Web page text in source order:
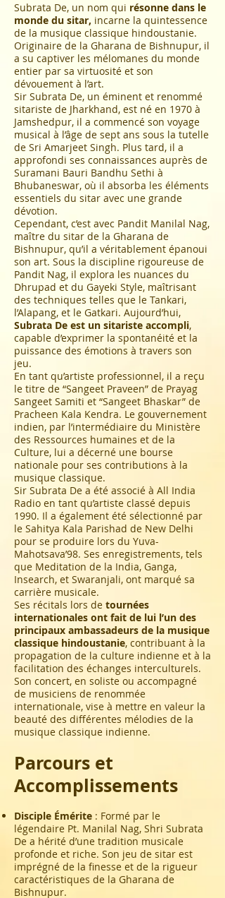
Subrata De, un nom qui résonne dans le
monde du sitar, incarne la quintessence
de la musique classique hindoustanie.
Originaire de la Gharana de Bishnupur, il
a su captiver les mélomanes du monde
entier par sa virtuosité et son
dévouement à l’art.
Sir Subrata De, un éminent et renommé
sitariste de Jharkhand, est né en 1970 à
Jamshedpur, il a commencé son voyage
musical à l’âge de sept ans sous la tutelle
de Sri Amarjeet Singh. Plus tard, il a
approfondi ses connaissances auprès de
Suramani Bauri Bandhu Sethi à
Bhubaneswar, où il absorba les éléments
essentiels du sitar avec une grande
dévotion.
Cependant, c’est avec Pandit Manilal Nag,
maître du sitar de la Gharana de
Bishnupur, qu’il a véritablement épanoui
son art. Sous la discipline rigoureuse de
Pandit Nag, il explora les nuances du
Dhrupad et du Gayeki Style, maîtrisant
des techniques telles que le Tankari,
l’Alapang, et le Gatkari. Aujourd’hui,
Subrata De est un sitariste accompli,
capable d’exprimer la spontanéité et la
puissance des émotions à travers son
jeu.
En tant qu’artiste professionnel, il a reçu
le titre de “Sangeet Praveen” de Prayag
Sangeet Samiti et “Sangeet Bhaskar” de
Pracheen Kala Kendra. Le gouvernement
indien, par l’intermédiaire du Ministère
des Ressources humaines et de la
Culture, lui a décerné une bourse
nationale pour ses contributions à la
musique classique.
Sir Subrata De a été associé à All India
Radio en tant qu’artiste classé depuis
1990. Il a également été sélectionné par
le Sahitya Kala Parishad de New Delhi
pour se produire lors du Yuva-
Mahotsava’98. Ses enregistrements, tels
que Meditation de la India, Ganga,
Insearch, et Swaranjali, ont marqué sa
carrière musicale.
Ses récitals lors de tournées
internationales ont fait de lui l’un des
principaux ambassadeurs de la musique
classique hindoustanie, contribuant à la
propagation de la culture indienne et à la
facilitation des échanges interculturels.
Son concert, en soliste ou accompagné
de musiciens de renommée
internationale, vise à mettre en valeur la
beauté des différentes mélodies de la
musique classique indienne.
Parcours et
Accomplissements
Disciple Émérite : Formé par le
légendaire Pt. Manilal Nag, Shri Subrata
De a hérité d’une tradition musicale
profonde et riche. Son jeu de sitar est
imprégné de la finesse et de la rigueur
caractéristiques de la Gharana de
Bishnupur.